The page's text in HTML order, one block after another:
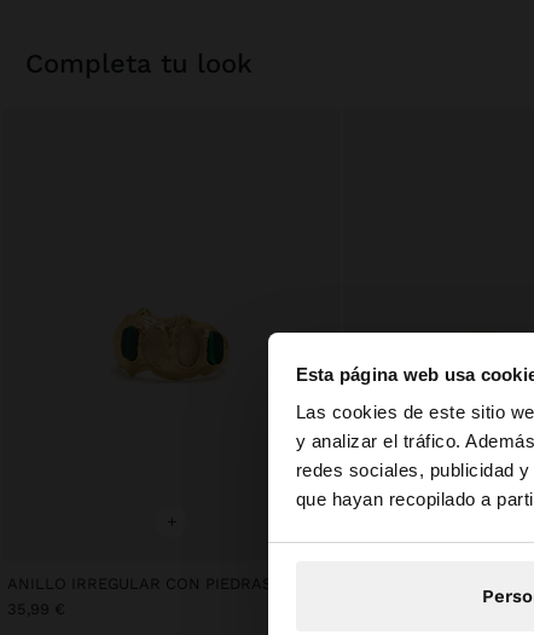
Esta página web usa
Las cookies de este sitio
y analizar el tráfico.
redes sociales, publicidad
que hayan recopilado a
hola
Estás accediendo
completa tu look
+
35,99 €